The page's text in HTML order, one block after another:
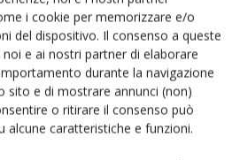
i cookie per memorizzare e/o
del dispositivo. Il consenso a queste
e ai nostri partner di elaborare
durante la navigazione
sito e di mostrare annunci (non)
o ritirare il consenso può
alcune caratteristiche e funzioni.
sul mondo